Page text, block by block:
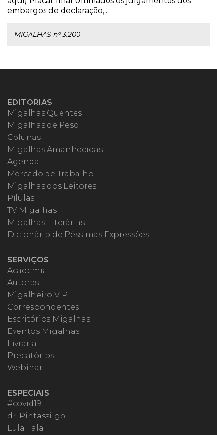
embargos de declaração,...
MIGALHAS nº 3.200
EDITORIAS
Migalhas Quentes
Migalhas de Peso
Colunas
Migalhas Amanhecidas
Agenda
Mercado de Trabalho
Migalhas dos Leitores
Pílulas
TV Migalhas
Migalhas Literárias
Dicionário de Péssimas Expressões
SERVIÇOS
Academia
Autores
Migalheiro VIP
Correspondentes
Escritórios Migalhas
Eventos Migalhas
Livraria
Precatórios
Webinar
ESPECIAIS
#covid19
dr. Pintassilgo
Lula Fala